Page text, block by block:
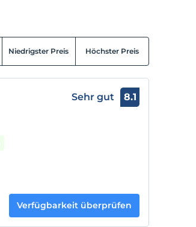
Niedrigster Preis Höchster Preis
Sehr gut 8.1
Verfügbarkeit überprüfen